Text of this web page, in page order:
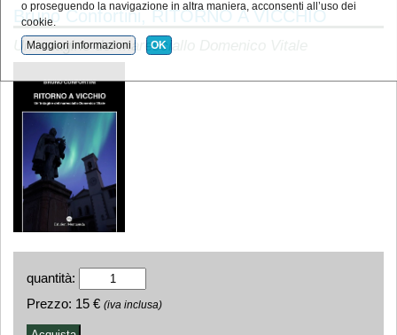
Bruno Confortini, RITORNO A VICCHIO
Un’indagine del maresciallo Domenico Vitale
quantità:
Prezzo: 15 € (iva inclusa)
o proseguendo la navigazione in altra maniera, acconsenti all’uso dei
cookie.
Maggiori informazioni OK